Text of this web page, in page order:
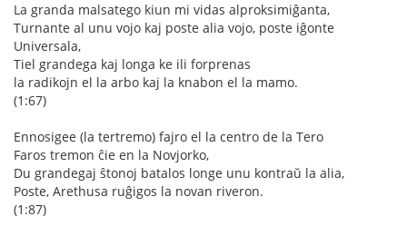
La granda malsatego kiun mi vidas alproksimiĝanta,
Turnante al unu vojo kaj poste alia vojo, poste iĝonte
Universala,
Tiel grandega kaj longa ke ili forprenas
la radikojn el la arbo kaj la knabon el la mamo.
(1:67)
Ennosigee (la tertremo) fajro el la centro de la Tero
Faros tremon ĉie en la Novjorko,
Du grandegaj ŝtonoj batalos longe unu kontraŭ la alia,
Poste, Arethusa ruĝigos la novan riveron.
(1:87)